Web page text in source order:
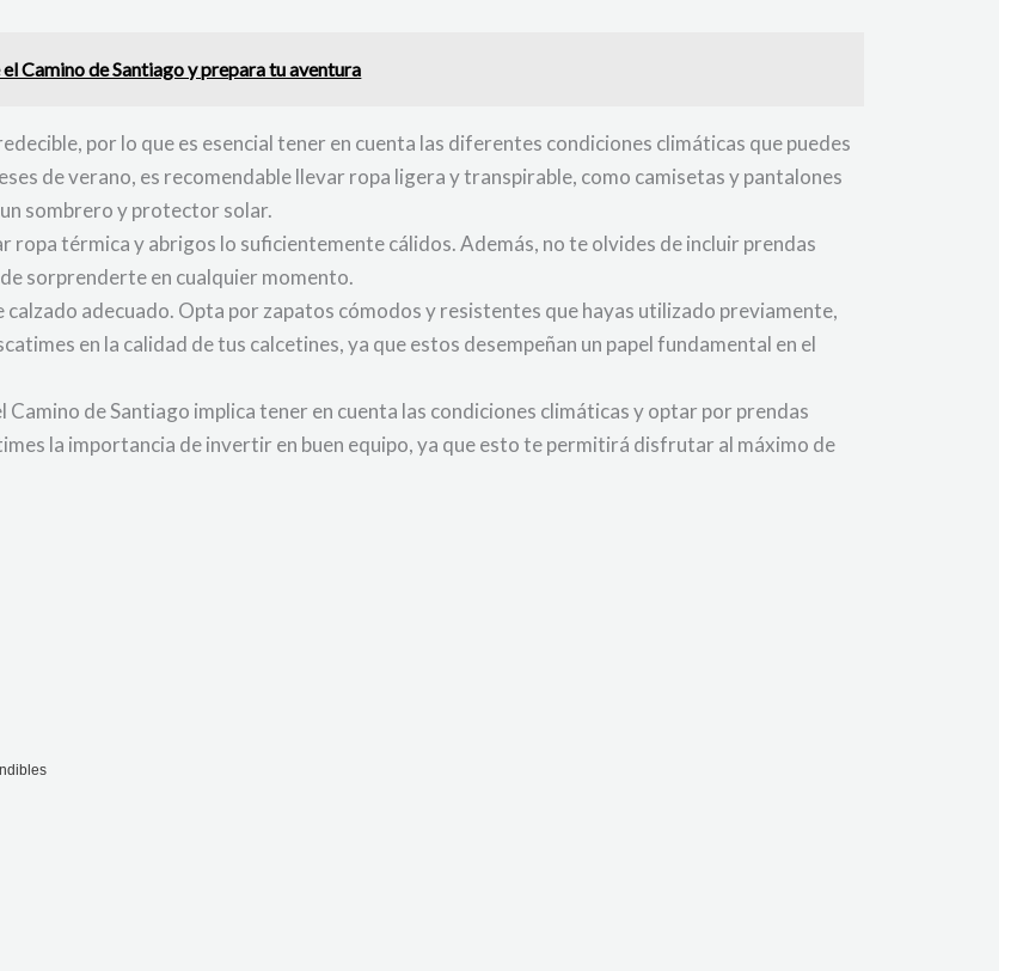
Camino de Santiago y prepara tu aventura
por lo que es esencial tener en cuenta las diferentes condiciones climáticas que puedes
de verano, es recomendable llevar ropa ligera y transpirable, como camisetas y pantalones
sombrero y protector solar.
ropa térmica y abrigos lo suficientemente cálidos. Además, no te olvides de incluir prendas
sorprenderte en cualquier momento.
adecuado. Opta por zapatos cómodos y resistentes que hayas utilizado previamente,
en la calidad de tus calcetines, ya que estos desempeñan un papel fundamental en el
Camino de Santiago implica tener en cuenta las condiciones climáticas y optar por prendas
la importancia de invertir en buen equipo, ya que esto te permitirá disfrutar al máximo de